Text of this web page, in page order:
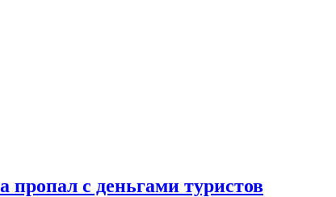
с деньгами туристов